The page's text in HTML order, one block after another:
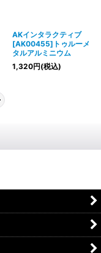
AKインタラクティブ
[AK00455]トゥルーメ
タルアルミニウム
1,320円(税込)